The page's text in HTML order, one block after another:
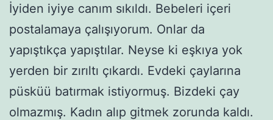
İyiden iyiye canım sıkıldı. Bebeleri içeri
postalamaya çalışıyorum. Onlar da
yapıştıkça yapıştılar. Neyse ki eşkıya yok
yerden bir zırıltı çıkardı. Evdeki çaylarına
püsküü batırmak istiyormuş. Bizdeki çay
olmazmış. Kadın alıp gitmek zorunda kaldı.